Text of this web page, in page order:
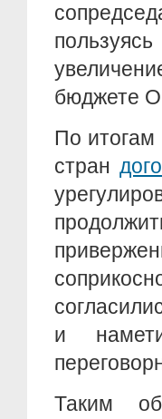
бюджете
По итогам
стран
и
Таким